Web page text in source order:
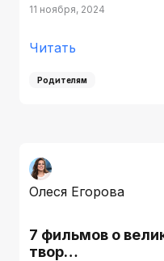
11 ноября, 2024
Читать
Родителям
Олеся Егорова
7 фильмов о
твор…